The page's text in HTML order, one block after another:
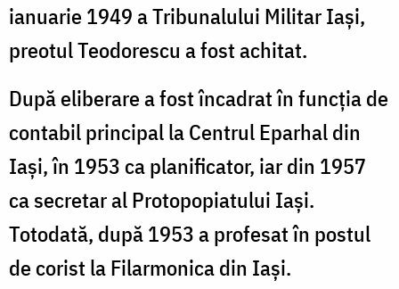
ianuarie 1949 a Tribunalului Militar Iași,
preotul Teodorescu a fost achitat.
După eliberare a fost încadrat în funcția de
contabil principal la Centrul Eparhal din
Iași, în 1953 ca planificator, iar din 1957
ca secretar al Protopopiatului Iași.
Totodată, după 1953 a profesat în postul
de corist la Filarmonica din Iași.